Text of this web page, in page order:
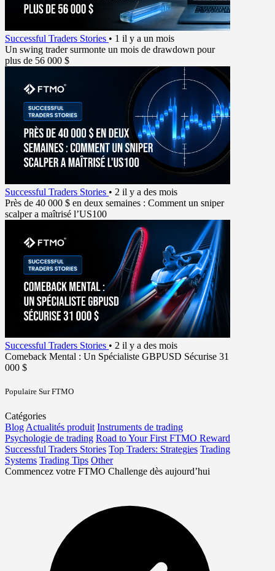
Successful Traders Stories • 1 il y a un mois
Un swing trader surmonte un mois de drawdown pour
plus de 56 000 $
Successful Traders Stories • 2 il y a des mois
Près de 40 000 $ en deux semaines : Comment un sniper
scalper a maîtrisé l’US100
Successful Traders Stories • 2 il y a des mois
Comeback Mental : Un Spécialiste GBPUSD Sécurise 31
000 $
Populaire Sur FTMO
Catégories
Blog Actualités produit Instruments de trading
Psychologie de trading Road to Your First FTMO Reward
Successful Traders Stories Top Traders: Strategies Trading
Systems Trading Tips Other
Commencez votre FTMO Challenge dès aujourd’hui